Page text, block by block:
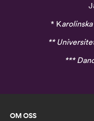
* K
**
***
OM OSS